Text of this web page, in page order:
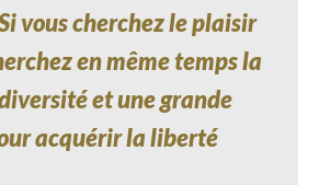
vous cherchez le plaisir
en même temps la
et une grande
acquérir la liberté